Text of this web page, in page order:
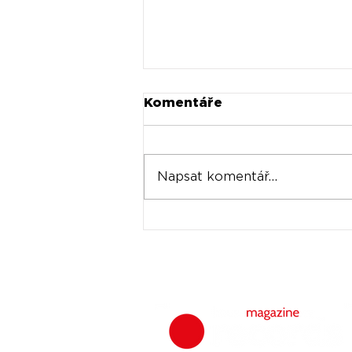
Komentáře
Napsat komentář...